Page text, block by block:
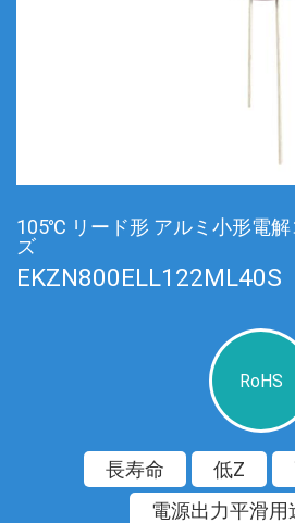
105℃ リード形 アルミ小形電
ズ
EKZN800ELL122ML40S
RoHS
長寿命 低Z
電源出力平滑用